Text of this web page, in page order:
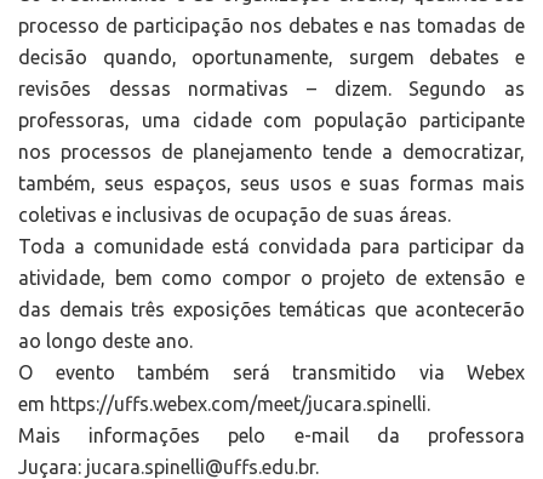
processo de participação nos debates e nas tomadas de
decisão quando, oportunamente, surgem debates e
revisões dessas normativas – dizem. Segundo as
professoras, uma cidade com população participante
nos processos de planejamento tende a democratizar,
também, seus espaços, seus usos e suas formas mais
coletivas e inclusivas de ocupação de suas áreas.
Toda a comunidade está convidada para participar da
atividade, bem como compor o projeto de extensão e
das demais três exposições temáticas que acontecerão
ao longo deste ano.
O evento também será transmitido via Webex
em https://uffs.webex.com/meet/jucara.spinelli.
Mais informações pelo e-mail da professora
Juçara: jucara.spinelli@uffs.edu.br.